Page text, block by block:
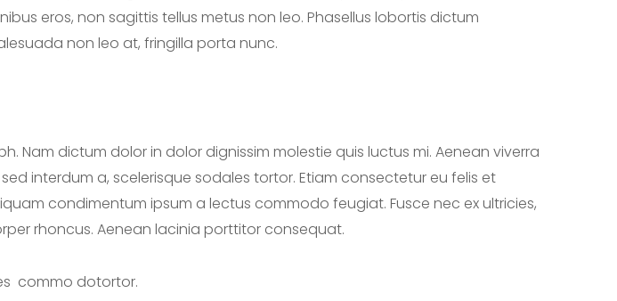
eros, non sagittis tellus metus non leo. Phasellus lobortis dictum
non leo at, fringilla porta nunc.
Nam dictum dolor in dolor dignissim molestie quis luctus mi. Aenean viverra
interdum a, scelerisque sodales tortor. Etiam consectetur eu felis et
condimentum ipsum a lectus commodo feugiat. Fusce nec ex ultricies,
rhoncus. Aenean lacinia porttitor consequat.
commo dotortor.